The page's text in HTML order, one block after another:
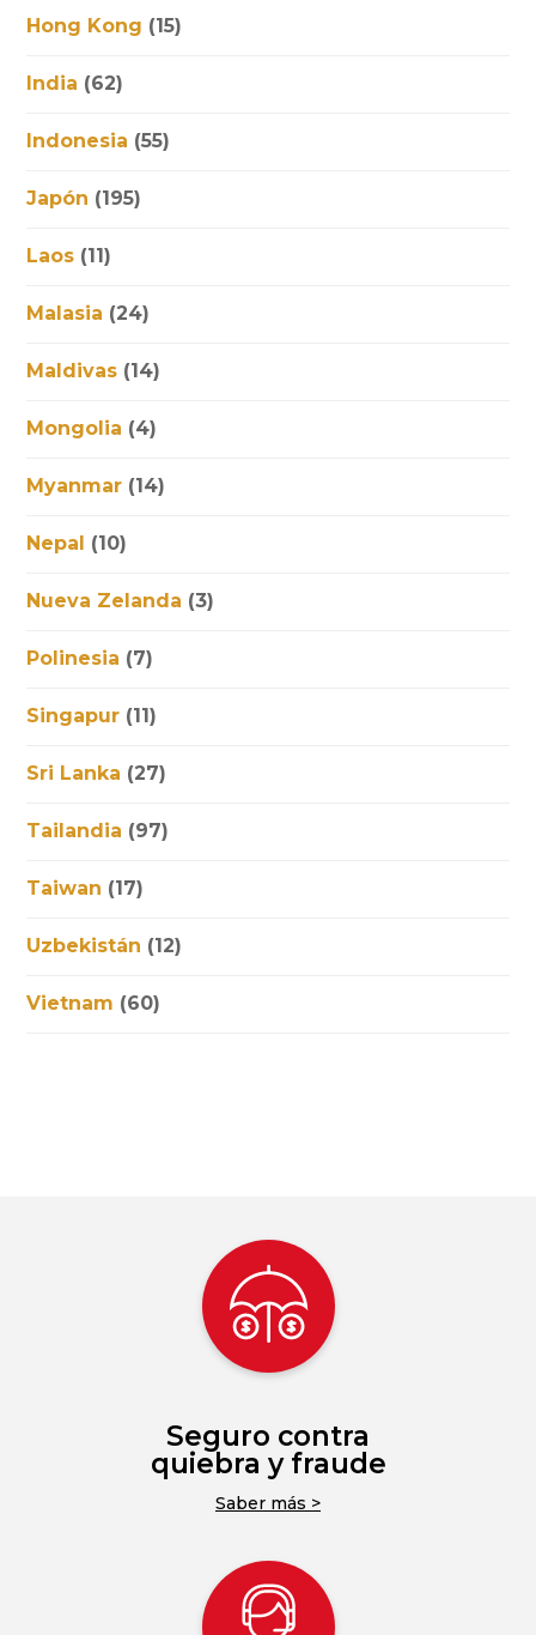
Hong Kong (15)
India (62)
Indonesia (55)
Japón (195)
Laos (11)
Malasia (24)
Maldivas (14)
Mongolia (4)
Myanmar (14)
Nepal (10)
Nueva Zelanda (3)
Polinesia (7)
Singapur (11)
Sri Lanka (27)
Tailandia (97)
Taiwan (17)
Uzbekistán (12)
Vietnam (60)
Seguro contra
quiebra y fraude
Saber más >